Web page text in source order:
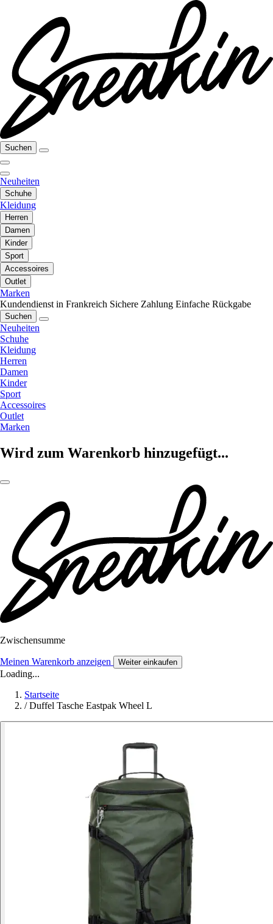
Suchen
Neuheiten
Schuhe
Kleidung
Herren
Damen
Kinder
Sport
Accessoires
Outlet
Marken
Kundendienst in Frankreich Sichere Zahlung Einfache Rückgabe
Suchen
Neuheiten
Schuhe
Kleidung
Herren
Damen
Kinder
Sport
Accessoires
Outlet
Marken
Wird zum Warenkorb hinzugefügt...
Zwischensumme
Meinen Warenkorb anzeigen Weiter einkaufen
Loading...
Startseite
/ Duffel Tasche Eastpak Wheel L